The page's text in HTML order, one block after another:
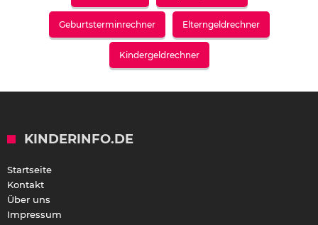
Geburtsterminrechner Elterngeldrechner
Kindergeldrechner
KINDERINFO.DE
Startseite
Kontakt
Über uns
Impressum